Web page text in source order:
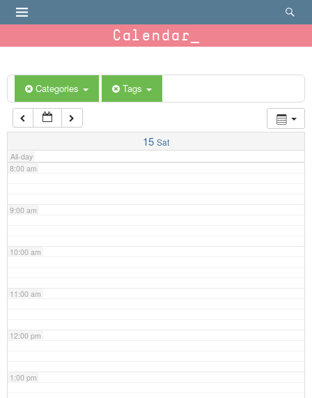
Calendar
Categories Tags
15 Sat
All-day
6:00 am
7:00 am
8:00 am
9:00 am
10:00 am
11:00 am
12:00 pm
1:00 pm